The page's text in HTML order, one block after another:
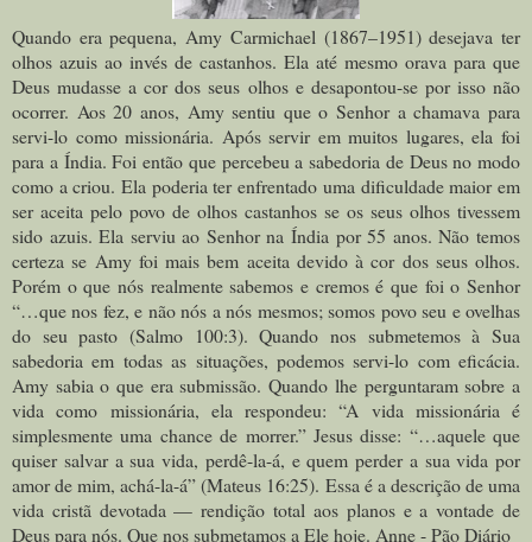
Quando era pequena, Amy Carmichael (1867–1951) desejava ter
olhos azuis ao invés de castanhos. Ela até mesmo orava para que
Deus mudasse a cor dos seus olhos e desapontou-se por isso não
ocorrer. Aos 20 anos, Amy sentiu que o Senhor a chamava para
servi-lo como missionária. Após servir em muitos lugares, ela foi
para a Índia. Foi então que percebeu a sabedoria de Deus no modo
como a criou. Ela poderia ter enfrentado uma dificuldade maior em
ser aceita pelo povo de olhos castanhos se os seus olhos tivessem
sido azuis. Ela serviu ao Senhor na Índia por 55 anos. Não temos
certeza se Amy foi mais bem aceita devido à cor dos seus olhos.
Porém o que nós realmente sabemos e cremos é que foi o Senhor
“…que nos fez, e não nós a nós mesmos; somos povo seu e ovelhas
do seu pasto (Salmo 100:3). Quando nos submetemos à Sua
sabedoria em todas as situações, podemos servi-lo com eficácia.
Amy sabia o que era submissão. Quando lhe perguntaram sobre a
vida como missionária, ela respondeu: “A vida missionária é
simplesmente uma chance de morrer.” Jesus disse: “…aquele que
quiser salvar a sua vida, perdê-la-á, e quem perder a sua vida por
amor de mim, achá-la-á” (Mateus 16:25). Essa é a descrição de uma
vida cristã devotada — rendição total aos planos e a vontade de
Deus para nós. Que nos submetamos a Ele hoje. Anne - Pão Diário